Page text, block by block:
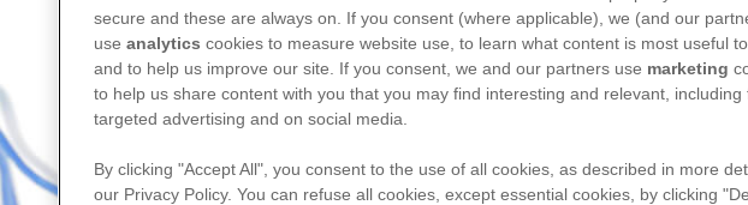
secure and these are always on. If you consent (where applicable), we (and our
use analytics cookies to measure website use, to learn what content is most useful
and to help us improve our site. If you consent, we and our partners use marketing
to help us share content with you that you may find interesting and relevant, including
targeted advertising and on social media.
By clicking "Accept All", you consent to the use of all cookies, as described in more
our Privacy Policy. You can refuse all cookies, except essential cookies, by clicking